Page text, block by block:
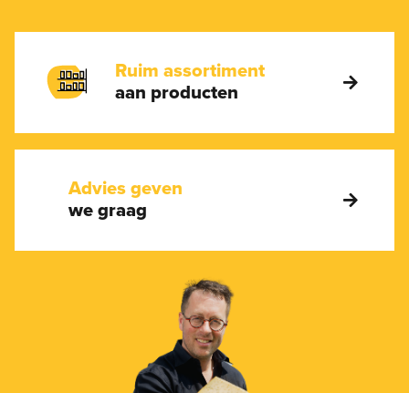
Ruim assortiment
aan producten
Advies geven
we graag